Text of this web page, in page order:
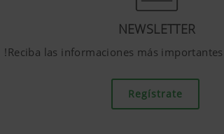
NEWSLETTER
!Reciba las informaciones más
Regístrate